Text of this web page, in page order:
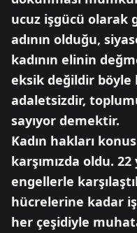
ucuz işgücü olarak
adının olduğu,
kadının elinin
eksik değildir böyle
adaletsizdir,
sayıyor demektir.
Kadın hakları
karşımızda oldu.
engellerle
hücrelerine kadar
her çeşidiyle